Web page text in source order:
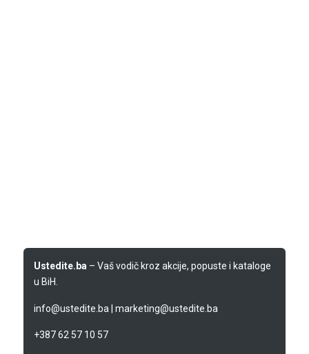
Ustedite.ba– Vaš vodič kroz akcije, popuste i kataloge
u BiH.
info@ustedite.ba marketing@ustedite.ba
+387 62 57 10 57